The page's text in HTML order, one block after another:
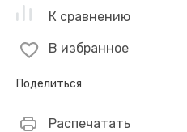
К сравнению
В избранное
Поделиться
Распечатать